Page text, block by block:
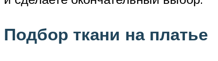
Подбор ткани на платье